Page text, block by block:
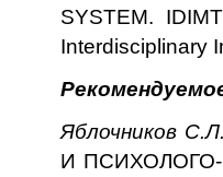
SYSTEM.
Interdisciplinary
Яблочников
И